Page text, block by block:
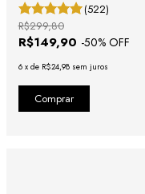
(522)
R$149,90 -50% OFF
R$299,80
6 x de R$24,98 sem juros